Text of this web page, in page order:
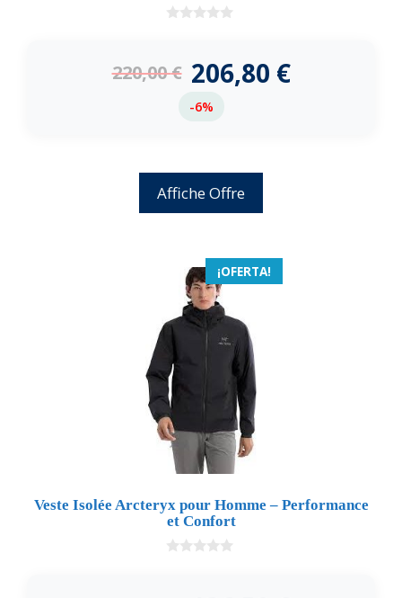
5
220,00€ 206,80 €
-6%
Affiche Offre
¡OFERTA!
Veste Isolée Arcteryx pour Homme – Performance
et Confort